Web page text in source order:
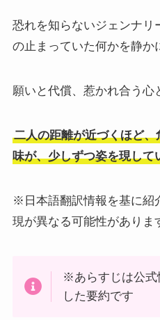
恐れを知らないジェンナリ
の止まっていた何かを静か
願いと代償、惹かれ合う心
二人の距離が近づくほど
味が、少しずつ姿を現して
※日本語翻訳情報を基に紹
現が異なる可能性がありま
※あらすじは公式
した要約です